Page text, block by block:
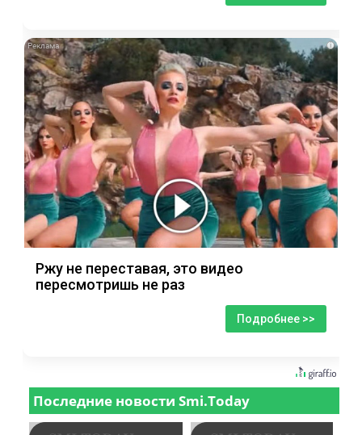
i
Ржу не переставая, это видео
пересмотришь не раз
Подробнее >>